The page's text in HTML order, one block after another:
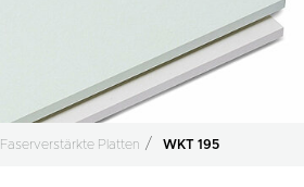
Faserverstärkte Platten WKT 195